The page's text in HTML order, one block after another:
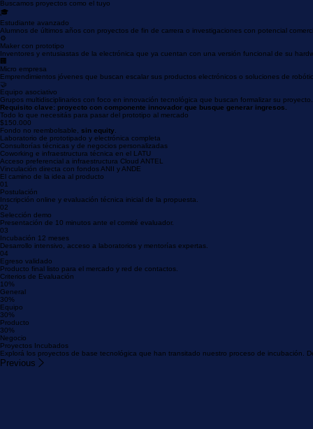
Fondo no reembolsable
$150K
0%
Equity (Sin costo)
Buscamos proyectos como el tuyo
🎓
Estudiante avanzado
Alumnos de últimos años con proyectos de fin de carrera o investigaciones con potencial
⚙️
Maker con prototipo
Inventores y entusiastas de la electrónica que ya cuentan con una versión funcional de su
🏢
Micro empresa
Emprendimientos jóvenes que buscan escalar sus productos electrónicos o soluciones de
🤝
Equipo asociativo
Grupos multidisciplinarios con foco en innovación tecnológica que buscan formalizar su proyecto.
Requisito clave: proyecto con componente innovador que busque generar ingresos.
Todo lo que necesitás para pasar del prototipo al mercado
$150.000
Fondo no reembolsable,sin equity.
Laboratorio de prototipado y electrónica completa
Consultorías técnicas y de negocios personalizadas
Coworking e infraestructura técnica en el LATU
Acceso preferencial a infraestructura Cloud ANTEL
Vinculación directa con fondos ANII y ANDE
El camino de la idea al producto
01
Postulación
Inscripción online y evaluación técnica inicial de la propuesta.
02
Selección demo
Presentación de 10 minutos ante el comité evaluador.
03
Incubación 12 meses
Desarrollo intensivo, acceso a laboratorios y mentorías expertas.
04
Egreso validado
Producto final listo para el mercado y red de contactos.
Criterios de Evaluación
10%
General
30%
Equipo
30%
Producto
30%
Negocio